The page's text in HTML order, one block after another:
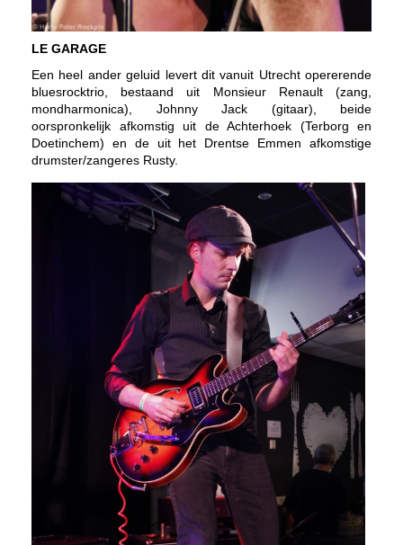
LE GARAGE
Een heel ander geluid levert dit vanuit Utrecht opererende
bluesrocktrio, bestaand uit Monsieur Renault (zang,
mondharmonica), Johnny Jack (gitaar), beide
oorspronkelijk afkomstig uit de Achterhoek (Terborg en
Doetinchem) en de uit het Drentse Emmen afkomstige
drumster/zangeres Rusty.